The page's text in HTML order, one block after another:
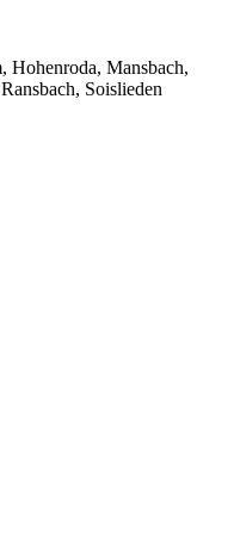
Hohenroda, Mansbach,
Soislieden